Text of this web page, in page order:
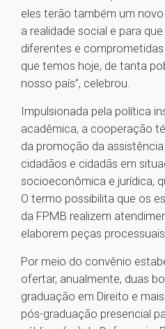
eles terão também um
a realidade social e para
diferentes e
que temos hoje, de tanta
nosso país”, celebrou.
Impulsionada pela política
acadêmica, a cooperação
da promoção da
cidadãos e cidadãs em
socioeconômica e jurídica,
O termo possibilita que os
da FPMB realizem
elaborem peças
Por meio do convênio
ofertar, anualmente, duas
graduação em Direito e
pós-graduação presencial